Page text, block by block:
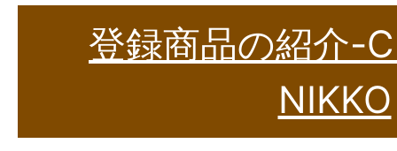
登録商品の紹介-
NIKKO